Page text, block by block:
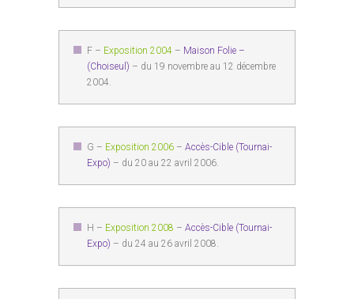
F – Exposition 2004 – Maison Folie –
(Choiseul) – du 19 novembre au 12 décembre
2004.
G – Exposition 2006 – Accès-Cible (Tournai-
Expo) – du 20 au 22 avril 2006.
H – Exposition 2008 – Accès-Cible (Tournai-
Expo) – du 24 au 26 avril 2008.